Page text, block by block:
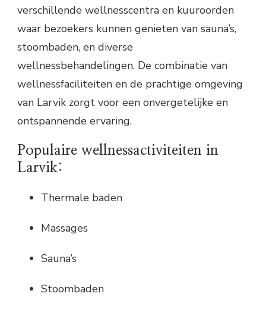
verschillende wellnesscentra en kuuroorden
waar bezoekers kunnen genieten van sauna’s,
stoombaden, en diverse
wellnessbehandelingen. De combinatie van
wellnessfaciliteiten en de prachtige omgeving
van Larvik zorgt voor een onvergetelijke en
ontspannende ervaring.
Populaire wellnessactiviteiten in
Larvik:
Thermale baden
Massages
Sauna’s
Stoombaden